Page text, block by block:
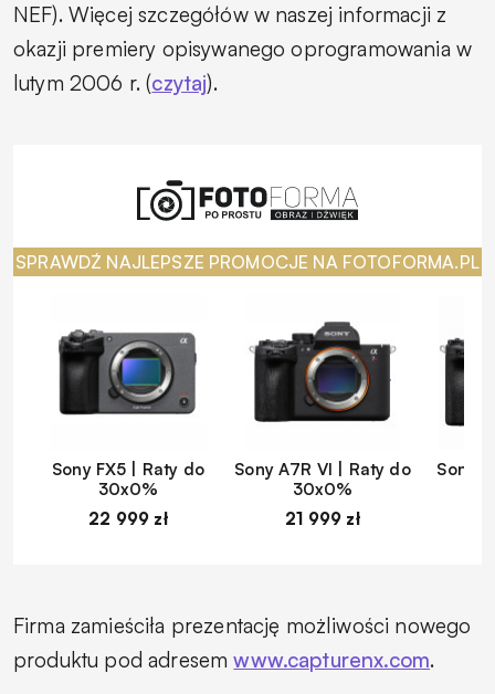
NEF). Więcej szczegółów w naszej informacji z
okazji premiery opisywanego oprogramowania w
lutym 2006 r. (czytaj).
SPRAWDŹ NAJLEPSZE PROMOCJE NA FOTOFORMA.PL
Sony FX5 | Raty do
30x0%
22 999 zł
Sony A7R VI | Raty do
30x0%
21 999 zł
Sony
Firma zamieściła prezentację możliwości nowego
produktu pod adresemwww.capturenx.com.